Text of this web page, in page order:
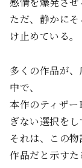
ただ、静かに
け止めている。
多くの作品が
中で、
本作のティザ
ぎない選択をし
それは、この
作品だと示すた